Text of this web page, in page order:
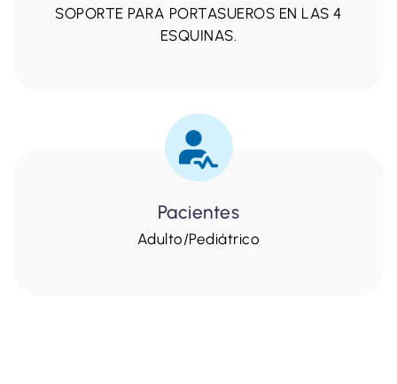
SOPORTE PARA PORTASUEROS EN LAS 4
ESQUINAS.
Pacientes
Adulto/Pediátrico